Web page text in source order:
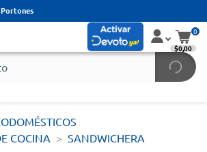
0
$0,00
COCINA
SANDWICHERA